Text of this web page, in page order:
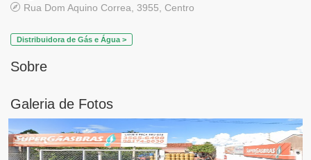
Rua Dom Aquino Correa, 3955, Centro
Distribuidora de Gás e Água >
Sobre
Galeria de Fotos